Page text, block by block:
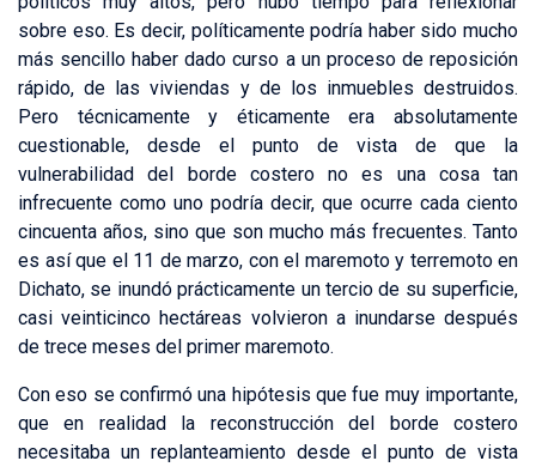
sobre eso. Es decir, políticamente podría haber sido mucho
más sencillo haber dado curso a un proceso de reposición
rápido, de las viviendas y de los inmuebles destruidos.
Pero técnicamente y éticamente era absolutamente
cuestionable, desde el punto de vista de que la
vulnerabilidad del borde costero no es una cosa tan
infrecuente como uno podría decir, que ocurre cada ciento
cincuenta años, sino que son mucho más frecuentes. Tanto
es así que el 11 de marzo, con el maremoto y terremoto en
Dichato, se inundó prácticamente un tercio de su superficie,
casi veinticinco hectáreas volvieron a inundarse después
de trece meses del primer maremoto.
Con eso se confirmó una hipótesis que fue muy importante,
que en realidad la reconstrucción del borde costero
necesitaba un replanteamiento desde el punto de vista